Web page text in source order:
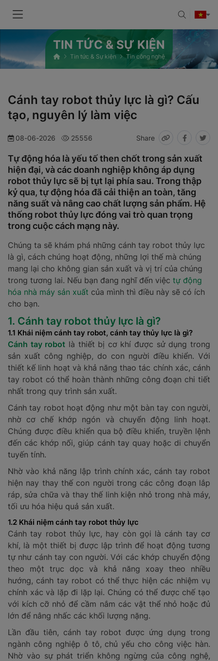
TIN TỨC & SỰ KIỆN
Tin tức & Sự kiện Tin công nghệ
Cánh tay robot thủy lực là gì? Cấu
tạo, nguyên lý làm việc
08-06-2026 25556 Share
Tự động hóa là yếu tố then chốt trong sản xuất
hiện đại, và các doanh nghiệp không áp dụng
robot thủy lực sẽ bị tụt lại phía sau. Trong thập
kỷ qua, tự động hóa đã cải thiện an toàn, tăng
năng suất và nâng cao chất lượng sản phẩm. Hệ
thống robot thủy lực đóng vai trò quan trọng
trong cuộc cách mạng này.
Chúng ta sẽ khám phá những cánh tay robot thủy lực
là gì, cách chúng hoạt động, những lợi thế mà chúng
mang lại cho không gian sản xuất và vị trí của chúng
trong tương lai. Nếu bạn đang nghĩ đến việc tự động
hóa nhà máy sản xuất của mình thì điều này sẽ có ích
cho bạn.
1. Cánh tay robot thủy lực là gì?
1.1 Khái niệm cánh tay robot, cánh tay thủy lực là gì?
Cánh tay robot là thiết bị cơ khí được sử dụng trong
sản xuất công nghiệp, do con người điều khiển. Với
thiết kế linh hoạt và khả năng thao tác chính xác, cánh
tay robot có thể hoàn thành những công đoạn chi tiết
nhất trong quy trình sản xuất.
Cánh tay robot hoạt động như một bàn tay con người,
nhờ cơ chế khớp ngón và chuyển động linh hoạt.
Chúng được điều khiển qua bộ điều khiển, truyền lệnh
đến các khớp nối, giúp cánh tay quay hoặc di chuyển
tuyến tính.
Nhờ vào khả năng lập trình chính xác, cánh tay robot
hiện nay thay thế con người trong các công đoạn lắp
ráp, sửa chữa và thay thế linh kiện nhỏ trong nhà máy,
tối ưu hóa hiệu quả sản xuất.
1.2 Khái niệm cánh tay robot thủy lực
Cánh tay robot thủy lực, hay còn gọi là cánh tay cơ
khí, là một thiết bị được lập trình để hoạt động tương
tự như cánh tay con người. Với các khớp chuyển động
theo một trục dọc và khả năng xoay theo nhiều
hướng, cánh tay robot có thể thực hiện các nhiệm vụ
chính xác và lặp đi lặp lại. Chúng có thể được chế tạo
với kích cỡ nhỏ để cầm nắm các vật thể nhỏ hoặc đủ
lớn để nâng nhấc các khối lượng nặng.
Lần đầu tiên, cánh tay robot được ứng dụng trong
ngành công nghiệp ô tô, chủ yếu cho công việc hàn.
Nhờ vào sự phát triển không ngừng của công nghệ,